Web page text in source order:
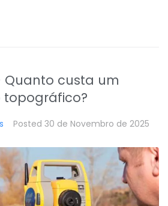
Quanto custa um
Posted 30 de Novembro de 2025